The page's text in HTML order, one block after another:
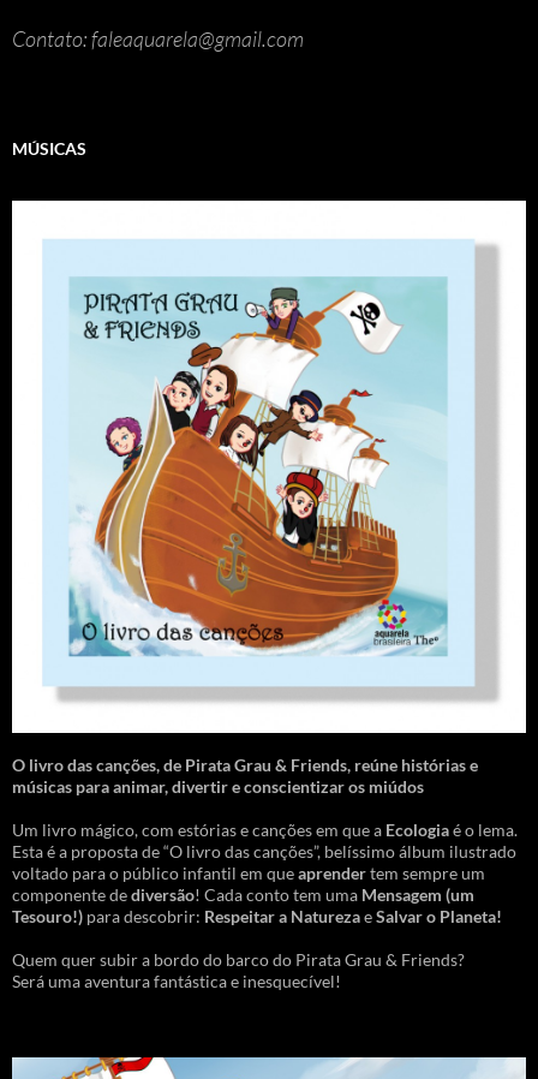
Contato: faleaquarela@gmail.com
MÚSICAS
O livro das canções,de Pirata Grau & Friends, reúne histórias e
músicas para animar, divertir e conscientizar os miúdos
Um livro mágico, com estórias e canções em que a Ecologiaé o lema.
Esta é a proposta de “O livro das canções”, belíssimo álbum ilustrado
voltado para o público infantil em queaprendertem sempre um
componente dediversão! Cada conto tem uma Mensagem (um
Tesouro!) para descobrir: Respeitar a NaturezaeSalvar o Planeta!
Quem quer subir a bordo do barco do Pirata Grau & Friends?
Será uma aventura fantástica e inesquecível!